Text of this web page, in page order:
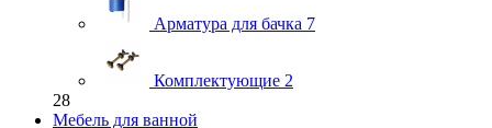
Арматура для бачка 7
Комплектующие 2
28
Мебель для ванной